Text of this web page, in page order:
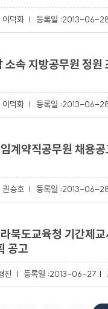
이덕화 2013-06-
소속 지방공무원 정원
이덕화 2013-06-
계약직공무원 채용
권승호 2013-06-
북도교육청 기간제교
공고
진 2013-06-27